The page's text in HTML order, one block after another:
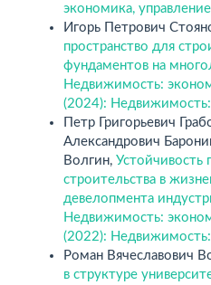
экономика, управление
Игорь Петрович
пространство для
фундаментов на
Недвижимость:
(2024):
Петр Григорьевич
Александрович
Волгин,
строительства в
девелопмента
Недвижимость:
(2022):
Роман Вячеславович
в структуре